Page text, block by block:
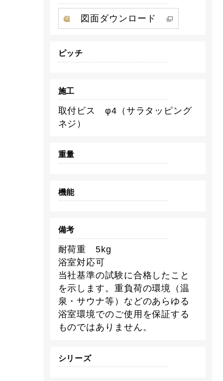
図面ダウンロード
ピッチ
施工
取付ビス φ4（サラタッピング
ネジ）
重量
機能
備考
耐荷重 5kg
浴室対応可
当社基準の試験に合格したこと
を示します。重負荷の環境（温
泉・サウナ等）などのあらゆる
浴室環境でのご使用を保証する
ものではありません。
シリーズ